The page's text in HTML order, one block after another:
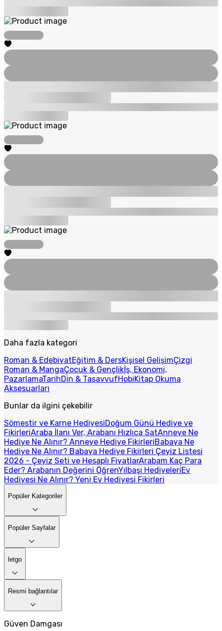
Daha fazla kategori
Roman & EdebiyatEğitim & DersKişisel GelişimÇizgi
Roman & MangaÇocuk & Gençlikİş, Ekonomi,
PazarlamaTarihDin & TasavvufHobiKitap Okuma
Aksesuarları
Bunlar da ilgini çekebilir
Sömestir ve Karne HediyesiDoğum Günü Hediye ve
FikirleriAraba İlanı Ver, Arabanı Hızlıca SatAnneye Ne
Hediye Ne Alınır? Anneye Hediye FikirleriBabaya Ne
Hediye Ne Alınır? Babaya Hediye Fikirleri Çeyiz Listesi
2026 - Çeyiz Seti ve Hesaplı FiyatlarArabam Kaç Para
Eder? Arabanın Değerini ÖğrenYılbaşı HediyeleriEv
Hediyesi Ne Alınır? Yeni Ev Hediyesi Fikirleri
Popüler Kategoriler
Popüler Sayfalar
letgo
Resmi bağlantılar
Güven Damgası